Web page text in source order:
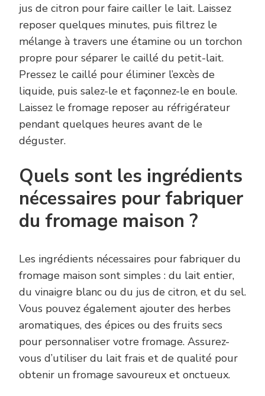
jus de citron pour faire cailler le lait. Laissez
reposer quelques minutes, puis filtrez le
mélange à travers une étamine ou un torchon
propre pour séparer le caillé du petit-lait.
Pressez le caillé pour éliminer l’excès de
liquide, puis salez-le et façonnez-le en boule.
Laissez le fromage reposer au réfrigérateur
pendant quelques heures avant de le
déguster.
Quels sont les ingrédients
nécessaires pour fabriquer
du fromage maison ?
Les ingrédients nécessaires pour fabriquer du
fromage maison sont simples : du lait entier,
du vinaigre blanc ou du jus de citron, et du sel.
Vous pouvez également ajouter des herbes
aromatiques, des épices ou des fruits secs
pour personnaliser votre fromage. Assurez-
vous d’utiliser du lait frais et de qualité pour
obtenir un fromage savoureux et onctueux.